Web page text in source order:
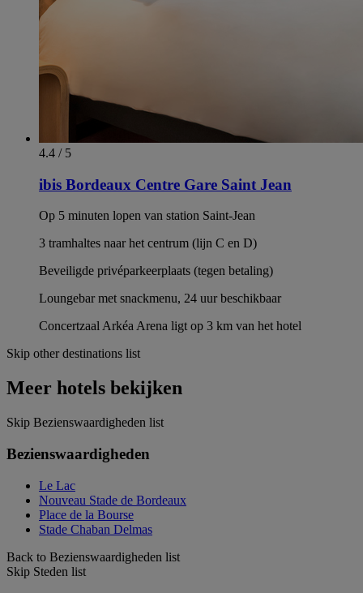
4.4 / 5
ibis Bordeaux Centre Gare Saint Jean
Op 5 minuten lopen van station Saint-Jean
3 tramhaltes naar het centrum (lijn C en D)
Beveiligde privéparkeerplaats (tegen betaling)
Loungebar met snackmenu, 24 uur beschikbaar
Concertzaal Arkéa Arena ligt op 3 km van het hotel
Skip other destinations list
Meer hotels bekijken
Skip Bezienswaardigheden list
Bezienswaardigheden
Le Lac
Nouveau Stade de Bordeaux
Place de la Bourse
Stade Chaban Delmas
Back to Bezienswaardigheden list
Skip Steden list